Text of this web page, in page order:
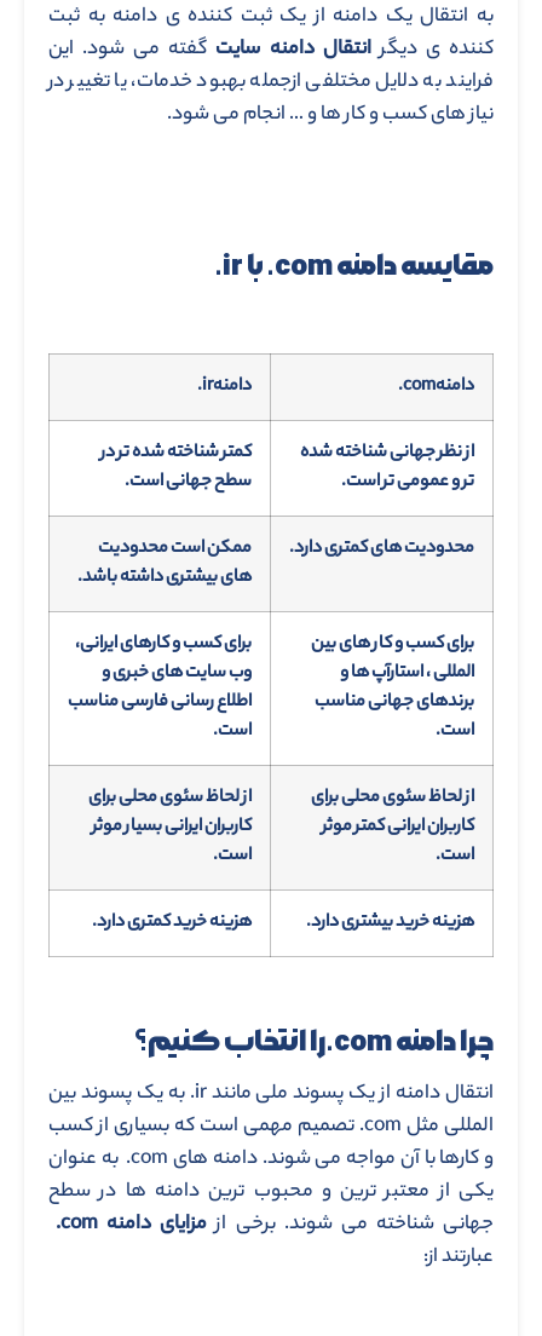
به انتقال یک دامنه از یک ثبت کننده ی دامنه به ثبت
کننده ی دیگرانتقال دامنه سایت گفته می شود. این
فرایند به دلایل مختلفی ازجمله بهبود خدمات، یا تغییر در
نیاز های کسب و کار ها و … انجام می شود.
مقایسه دامنهcom. با ir.
دامنهcom. دامنهir.
از نظر جهانی شناخته شده
تر و عمومی تر است.
کمتر شناخته شده تر در
سطح جهانی است.
محدودیت های کمتری دارد.
ممکن است محدودیت
های بیشتری داشته باشد.
برای کسب و کار های بین
المللی ، استارآپ ها و
برندهای جهانی مناسب
است.
برای کسب و کارهای ایرانی،
وب سایت های خبری و
اطلاع رسانی فارسی مناسب
است.
از لحاظ سئوی محلی برای
کاربران ایرانی کمتر موثر
است.
از لحاظ سئوی محلی برای
کاربران ایرانی بسیار موثر
است.
هزینه خرید بیشتری دارد. هزینه خرید کمتری دارد.
چرا دامنه com. را انتخاب کنیم؟
انتقال دامنه از یک پسوند ملی مانند ir. به یک پسوند بین
المللی مثل com. تصمیم مهمی است که بسیاری از کسب
و کارها با آن مواجه می شوند. دامنه های com. به عنوان
یکی از معتبر ترین و محبوب ترین دامنه ها در سطح
جهانی شناخته می شوند. برخی ازمزایای دامنه com.
عبارتند از: